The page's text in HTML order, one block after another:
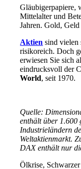
Gläubigerpapiere,
Mittelalter und
Jahren. Gold,
Aktien sind vielen
risikoreich. Doch
erwiesen Sie sich
eindrucksvoll der
World, seit 1970.
Quelle:
enthält über 1.600
Industrieländern
Weltaktienmarkt.
DAX enthält nur
Ölkrise,